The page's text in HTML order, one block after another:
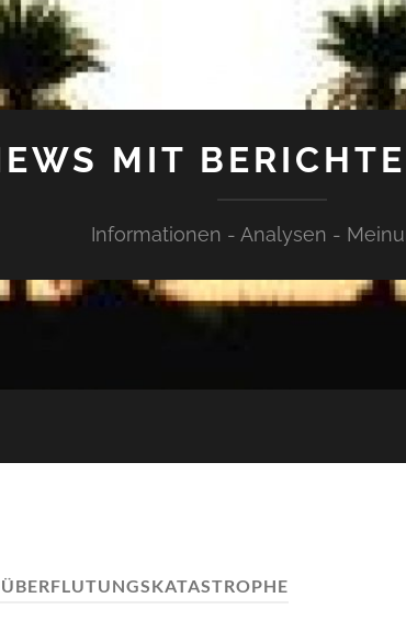
MIT
Informationen - Analysen -
ÜBERFLUTUNGSKATASTROPHE